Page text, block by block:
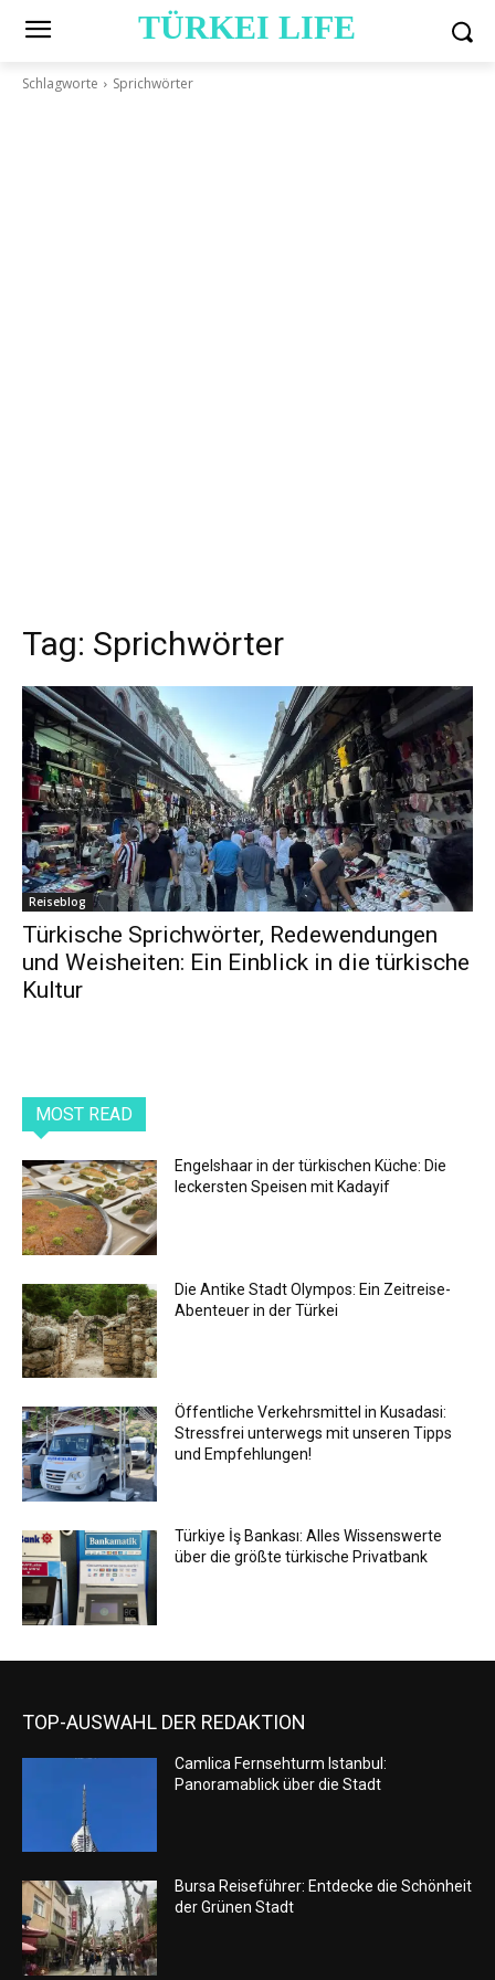
TÜRKEI LIFE
Schlagworte Sprichwörter
Tag: Sprichwörter
Reiseblog
Türkische Sprichwörter, Redewendungen
und Weisheiten: Ein Einblick in die türkische
Kultur
MOST READ
Engelshaar in der türkischen Küche: Die
leckersten Speisen mit Kadayif
Die Antike Stadt Olympos: Ein Zeitreise-
Abenteuer in der Türkei
Öffentliche Verkehrsmittel in Kusadasi:
Stressfrei unterwegs mit unseren Tipps
und Empfehlungen!
Türkiye İş Bankası: Alles Wissenswerte
über die größte türkische Privatbank
TOP-AUSWAHL DER REDAKTION
Camlica Fernsehturm Istanbul:
Panoramablick über die Stadt
Bursa Reiseführer: Entdecke die Schönheit
der Grünen Stadt